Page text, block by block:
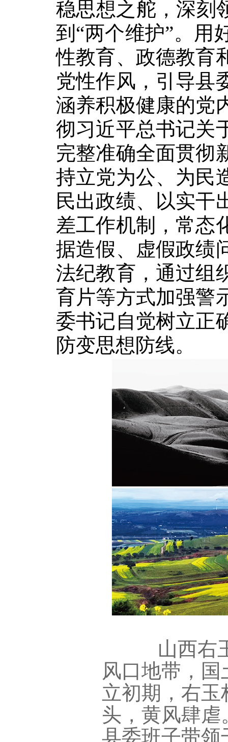
稳思想之舵，深刻
到“两个维护”。用
性教育、政德教育
党性作风，引导县
涵养积极健康的党
彻习近平总书记关
完整准确全面贯彻
持立党为公、为民
民出政绩、以实干
差工作机制，常态
据造假、虚假政绩
法纪教育，通过组
育片等方式加强警
委书记自觉树立正
防变思想防线。
山西右玉
风口地带，
立初期，右玉
头，黄风肆虐
县委班子带领